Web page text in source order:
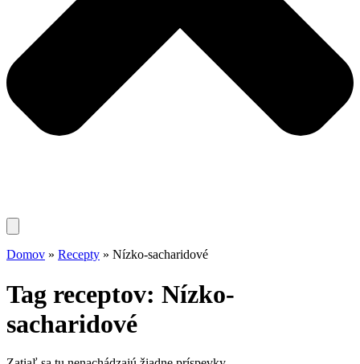
Domov » Recepty » Nízko-sacharidové
Tag receptov: Nízko-
sacharidové